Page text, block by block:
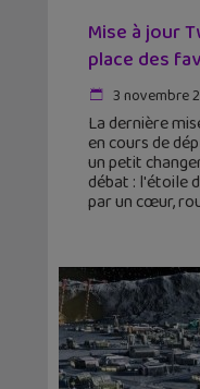
Mise à jour
place des
3 novembre
La dernière
en cours de
un petit
débat : l'étoile
par un cœur,